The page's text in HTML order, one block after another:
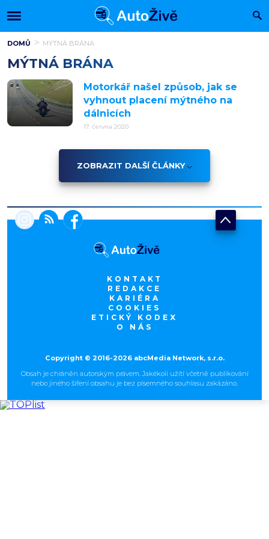
DOMŮ MÝTNÁ BRÁNA
MÝTNÁ BRÁNA
Motorkář našel způsob, jak se
vyhnout placení mýtného na
dálnicích
17. června 2020
ZOBRAZIT DALŠÍ ČLÁNKY
KONTAKT
REDAKCE
KARIÉRA
COOKIES
ETICKÝ KODEX
O NÁS
Copyright © 2016-2026 abcMedia Network, s.r.o.
Obsah je chráněn autorským právem. Jakékoli užití včetně publikování
nebo jiného šíření obsahu je bez písemného souhlasu zakázáno.